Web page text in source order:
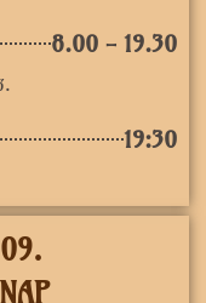
8.00 - 19.30
19:30